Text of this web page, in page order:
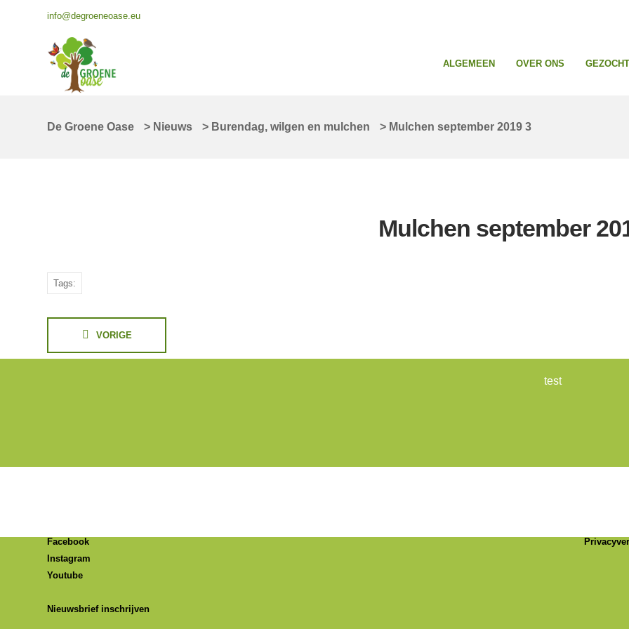
info@degroeneoase.eu
ALGEMEEN OVER ONS
De Groene Oase > Nieuws > Burendag, wilgen en mulchen > Mulchen september 2019 3
Mulchen september
Tags:
VORIGE
test
Facebook
Instagram
Youtube
Nieuwsbrief inschrijven